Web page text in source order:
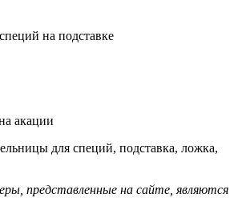
на подставке
акации
для специй, подставка, ложка,
представленные на сайте, являются